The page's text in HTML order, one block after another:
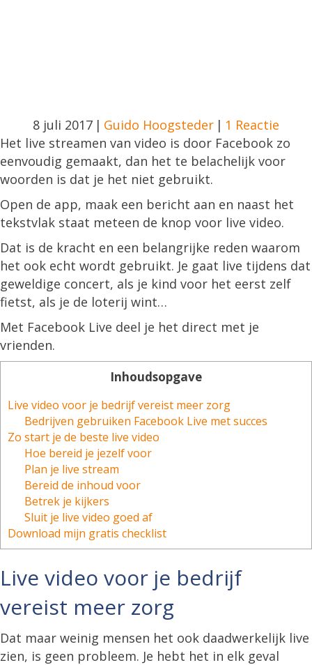
8 juli 2017 | Guido Hoogsteder | 1 Reactie
Het live streamen van video is door Facebook zo
eenvoudig gemaakt, dan het te belachelijk voor
woorden is dat je het niet gebruikt.
Open de app, maak een bericht aan en naast het
tekstvlak staat meteen de knop voor live video.
Dat is de kracht en een belangrijke reden waarom
het ook echt wordt gebruikt. Je gaat live tijdens dat
geweldige concert, als je kind voor het eerst zelf
fietst, als je de loterij wint…
Met Facebook Live deel je het direct met je
vrienden.
Inhoudsopgave
Live video voor je bedrijf vereist meer zorg
Bedrijven gebruiken Facebook Live met succes
Zo start je de beste live video
Hoe bereid je jezelf voor
Plan je live stream
Bereid de inhoud voor
Betrek je kijkers
Sluit je live video goed af
Download mijn gratis checklist
Live video voor je bedrijf
vereist meer zorg
Dat maar weinig mensen het ook daadwerkelijk live
zien, is geen probleem. Je hebt het in elk geval